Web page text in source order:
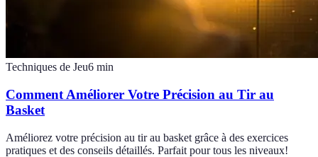
Techniques de Jeu6 min
Comment Améliorer Votre Précision au Tir au
Basket
Améliorez votre précision au tir au basket grâce à des exercices
pratiques et des conseils détaillés. Parfait pour tous les niveaux!